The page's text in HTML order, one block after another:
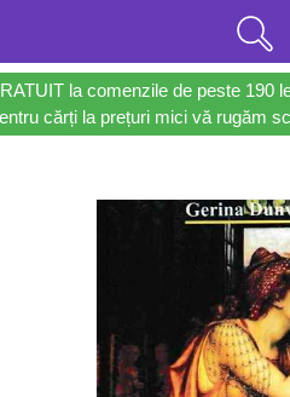
la comenzile de peste 190
cărți la prețuri mici vă rugăm